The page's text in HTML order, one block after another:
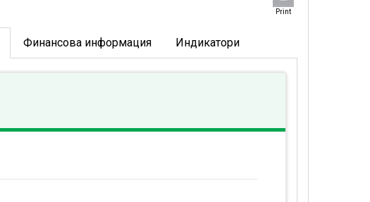
Print
Финансова информация Индикатори